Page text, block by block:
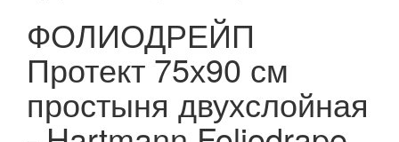
ФОЛИОДРЕЙП
Протект 75х90 см
простыня двухслойная